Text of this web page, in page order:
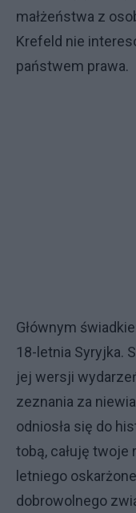
małżeństwa z
Krefeld nie
państwem prawa.
Głównym
18-letnia Syryjka.
jej wersji
zeznania za
odniosła się do
tobą, całuję twoje
letniego
dobrowolnego